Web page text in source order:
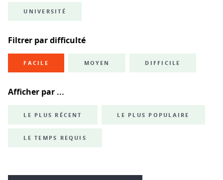
UNIVERSITÉ
Filtrer par difficulté
FACILE MOYEN DIFFICILE
Afficher par ...
LE PLUS RÉCENT LE PLUS POPULAIRE
LE TEMPS REQUIS